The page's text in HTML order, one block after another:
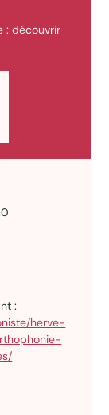
: découvrir
:
herve-